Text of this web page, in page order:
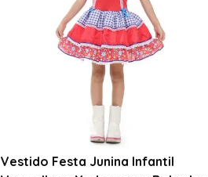
Vestido Festa Junina Infantil